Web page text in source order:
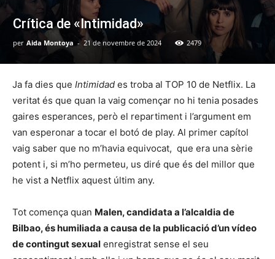
Crítica de «Intimidad»
per Aida Montoya - 21 de novembre de 2024 2479
Ja fa dies que Intimidad es troba al TOP 10 de Netflix. La
veritat és que quan la vaig començar no hi tenia posades
gaires esperances, però el repartiment i l’argument em
van esperonar a tocar el botó de play. Al primer capítol
vaig saber que no m’havia equivocat, que era una sèrie
potent i, si m’ho permeteu, us diré que és del millor que
he vist a Netflix aquest últim any.
Tot comença quan Malen, candidata a l’alcaldia de
Bilbao, és humiliada a causa de la publicació d’un vídeo
de contingut sexual enregistrat sense el seu